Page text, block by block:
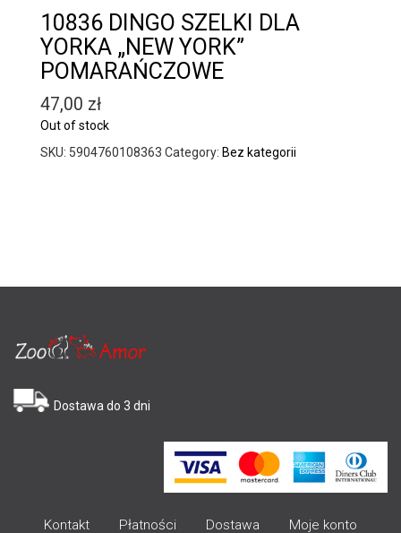
10836 DINGO SZELKI DLA
YORKA „NEW YORK”
POMARAŃCZOWE
47,00 zł
Out of stock
SKU: 5904760108363 Category: Bez kategorii
Dostawa do 3 dni
Kontakt Płatności Dostawa Moje konto